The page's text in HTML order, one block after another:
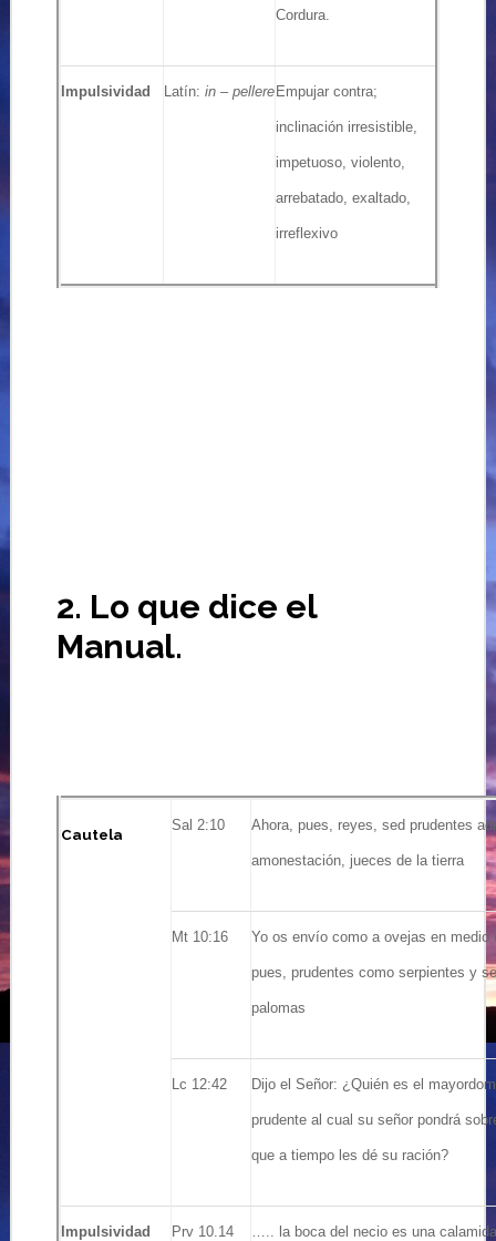
Cordura.
Impulsividad Latín: in – pellere Empujar contra;
inclinación irresistible,
impetuoso, violento,
arrebatado, exaltado,
irreflexivo
2. Lo que dice el
Manual.
Cautela
Sal 2:10 Ahora, pues, reyes, sed prudentes
amonestación, jueces de la tierra
Mt 10:16 Yo os envío como a ovejas en medio
pues, prudentes como serpientes y
palomas
Lc 12:42 Dijo el Señor: ¿Quién es el
prudente al cual su señor pondrá
que a tiempo les dé su ración?
Impulsividad Prv 10.14 ….. la boca del necio es una